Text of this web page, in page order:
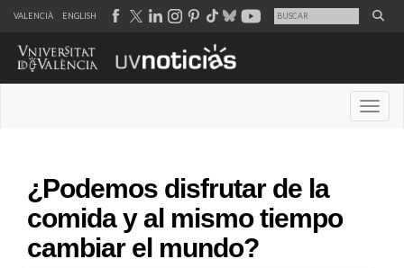
VALENCIÀ ENGLISH
¿Podemos disfrutar de la
comida y al mismo tiempo
cambiar el mundo?